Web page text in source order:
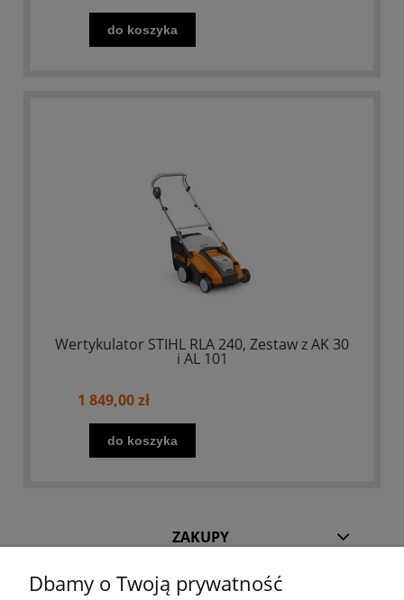
do koszyka
Wertykulator STIHL RLA 240, Zestaw z AK 30
i AL 101
1 849,00 zł
do koszyka
ZAKUPY
POMOC
Dbamy o Twoją prywatność